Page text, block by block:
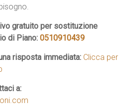
gratuito per sostituzione
di Piano:0510910439
risposta immediata: Clicca per
a: